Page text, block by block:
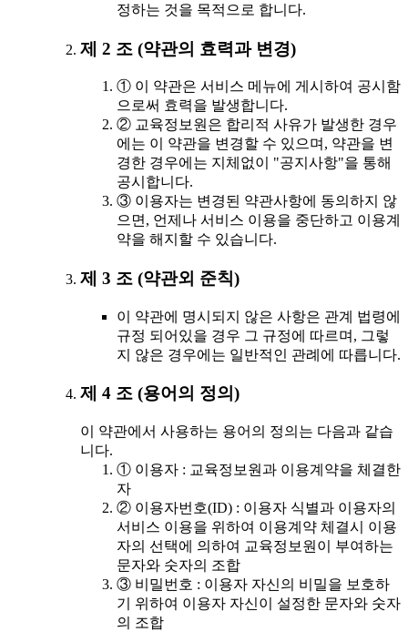
정하는 것을 목적으로 합니다.
제 2 조 (약관의 효력과 변경)
① 이 약관은 서비스 메뉴에 게시하여 공시함
으로써 효력을 발생합니다.
② 교육정보원은 합리적 사유가 발생한 경우
에는 이 약관을 변경할 수 있으며, 약관을 변
경한 경우에는 지체없이 "공지사항"을 통해
공시합니다.
③ 이용자는 변경된 약관사항에 동의하지 않
으면, 언제나 서비스 이용을 중단하고 이용계
약을 해지할 수 있습니다.
제 3 조 (약관외 준칙)
이 약관에 명시되지 않은 사항은 관계 법령에
규정 되어있을 경우 그 규정에 따르며, 그렇
지 않은 경우에는 일반적인 관례에 따릅니다.
제 4 조 (용어의 정의)
이 약관에서 사용하는 용어의 정의는 다음과 같습
니다.
① 이용자 : 교육정보원과 이용계약을 체결한
자
② 이용자번호(ID) : 이용자 식별과 이용자의
서비스 이용을 위하여 이용계약 체결시 이용
자의 선택에 의하여 교육정보원이 부여하는
문자와 숫자의 조합
③ 비밀번호 : 이용자 자신의 비밀을 보호하
기 위하여 이용자 자신이 설정한 문자와 숫자
의 조합